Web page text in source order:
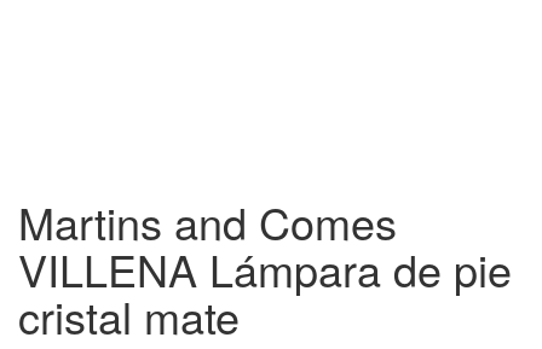
Martins and Comes
VILLENA Lámpara de pie
cristal mate